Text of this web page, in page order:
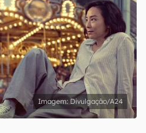
Divulgação/A24